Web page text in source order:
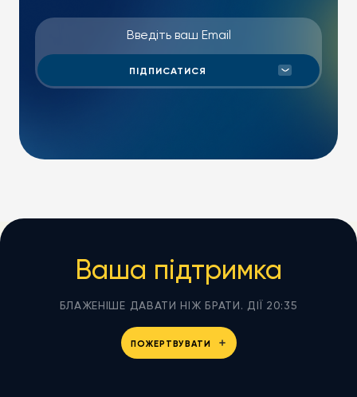
Ваша підтримка
БЛАЖЕНІШЕ ДАВАТИ НІЖ БРАТИ. ДІЇ 20:35
ПОЖЕРТВУВАТИ